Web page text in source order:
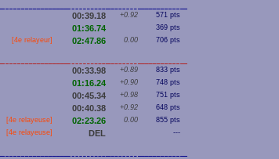
00:39.18 +0.92 571 pts
01:36.74 369 pts
[4e relayeur] 02:47.86 0.00 706 pts
00:33.98 +0.89 833 pts
01:16.24 +0.90 748 pts
00:45.34 +0.98 751 pts
00:40.38 +0.92 648 pts
[4e relayeuse] 02:23.26 0.00 855 pts
[4e relayeuse] DEL ---